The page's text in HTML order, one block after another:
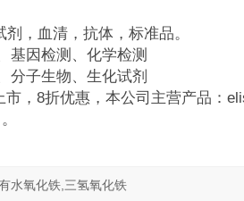
，血清，抗体，标准品。
基因检测、化学检测
分子生物、生化试剂
市，8折优惠，本公司主营产品：